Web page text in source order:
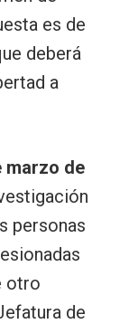
es de
deberá
a
marzo de
personas
otro
de